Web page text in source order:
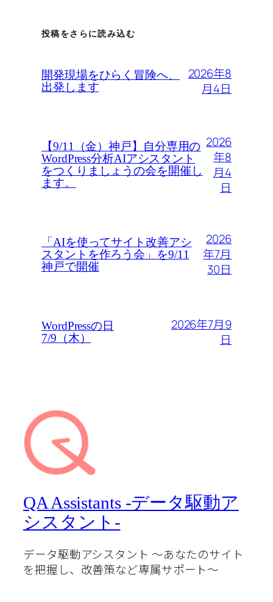
投稿をさらに読み込む
開発現場をひらく冒険へ、
出発します
2026年8
月4日
【9/11（金）神戸】自分専用の
WordPress分析AIアシスタント
をつくりましょうの会を開催し
ます。
2026
年8
月4
日
「AIを使ってサイト改善アシ
スタントを作ろう会」を9/11
神戸で開催
2026
年7月
30日
WordPressの日
7/9（木）
2026年7月9
日
QA Assistants -データ駆動ア
シスタント-
データ駆動アシスタント 〜あなたのサイト
を把握し、改善策など専属サポート〜